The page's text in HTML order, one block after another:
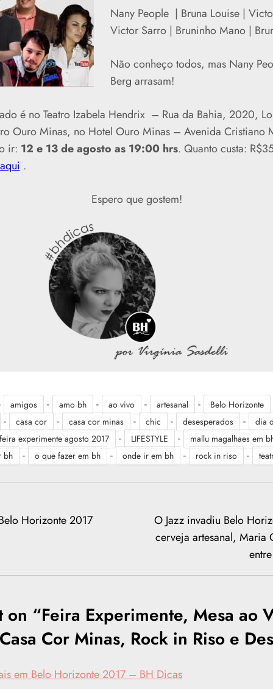
Nany People | Bruna Louise |
Victor Sarro | Bruninho Mano |
Não conheço todos, mas Nany
Berg arrasam!
é no Teatro Izabela Hendrix – Rua da Bahia, 2020,
Ouro Minas, no Hotel Ouro Minas – Avenida Cristiano
ir: 12 e 13 de agosto as 19:00 hrs. Quanto custa:
.
Espero que gostem!
amigos - amo bh - ao vivo - artesanal - Belo Horizonte
-
casa cor - casa cor minas - chic - desesperados -
dia
experimente agosto 2017
- LIFESTYLE -
mallu magalhaes em
bh
- o que fazer em bh - onde ir em bh - rock in riso -
Horizonte 2017
O Jazz invadiu Belo
cerveja artesanal, Maria
on “Feira Experimente, Mesa ao
Cor Minas, Rock in Riso e
em Belo Horizonte 2017 – BH Dicas